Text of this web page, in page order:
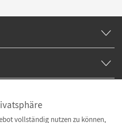
vollständig nutzen zu können,